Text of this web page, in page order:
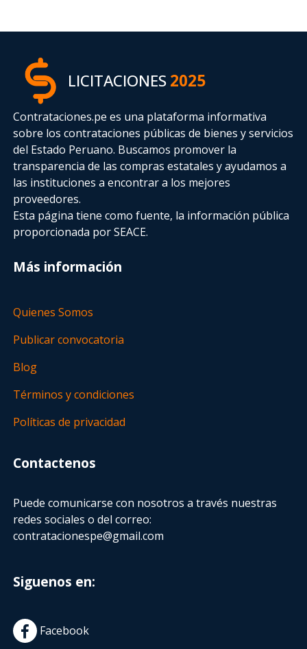
LICITACIONES2025
Contrataciones.pe es una plataforma informativa
sobre los contrataciones públicas de bienes y servicios
del Estado Peruano. Buscamos promover la
transparencia de las compras estatalesy ayudamos a
las instituciones a encontrar a los mejores
proveedores.
Esta página tiene como fuente, la información pública
proporcionada por SEACE.
Más información
Quienes Somos
Publicar convocatoria
Blog
Términos y condiciones
Políticas de privacidad
Contactenos
Puede comunicarse con nosotros a través nuestras
redes sociales o del correo:
contratacionespe@gmail.com
Siguenos en:
Facebook